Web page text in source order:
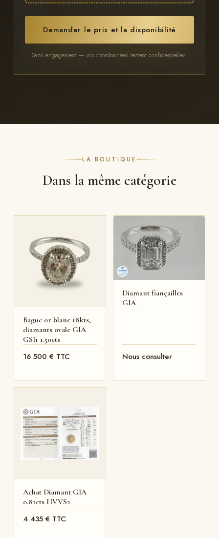
Demander le prix et la disponibilité
Sans engagement — vos coordonnées restent confidentielles.
LA BOUTIQUE
Dans la même catégorie
Bague or blanc 18kts,
diamants ovale GIA
GSI1 1.50cts
16 500 € TTC
Diamant fiançailles
GIA
Nous consulter
Achat Diamant GIA
0.81cts HVVS2
4 435 € TTC